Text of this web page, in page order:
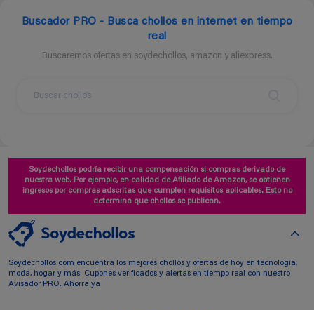
Buscador PRO - Busca chollos en internet en tiempo
real
Buscaremos ofertas en soydechollos, amazon y aliexpress.
Soydechollos podría recibir una compensación si compras derivado de
nuestra web. Por ejemplo, en calidad de Afiliado de Amazon, se obtienen
ingresos por compras adscritas que cumplen requisitos aplicables. Esto no
determina que chollos se publican.
Soydechollos.com encuentra los mejores chollos y ofertas de hoy en tecnología,
moda, hogar y más. Cupones verificados y alertas en tiempo real con nuestro
Avisador PRO. Ahorra ya